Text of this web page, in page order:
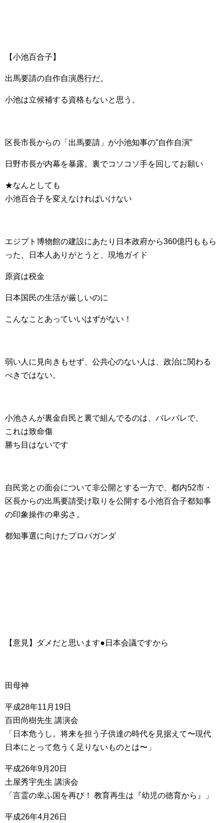
【小池百合子】
出馬要請の自作自演愚行だ。
小池は立候補する資格もないと思う。
区長市長からの「出馬要請」が小池知事の”自作自演”
日野市長が内幕を暴露。裏でコソコソ手を回してお願い
★なんとしても
小池百合子を変えなければいけない
エジプト博物館の建設にあたり日本政府から360億円ももら
った、日本人ありがとうと、現地ガイド
原資は税金
日本国民の生活が厳しいのに
こんなことあっていいはずがない！
弱い人に見向きもせず、公共心のない人は、政治に関わる
べきではない。
小池さんが裏金自民と裏で組んでるのは、バレバレで、
これは致命傷
勝ち目はないです
自民党との面会について非公開とする一方で、都内52市・
区長からの出馬要請受け取りを公開する小池百合子都知事
の印象操作の卑劣さ。
都知事選に向けたプロパガンダ
【意見】ダメだと思います●日本会議ですから
田母神
平成28年11月19日
百田尚樹先生 講演会
「日本危うし。将来を担う子供達の時代を見据えて〜現代
日本にとって危うく足りないものとは〜」
平成26年9月20日
土屋秀宇先生 講演会
「言霊の幸ふ国を再び！ 教育再生は『幼児の徳育から』」
平成26年4月26日